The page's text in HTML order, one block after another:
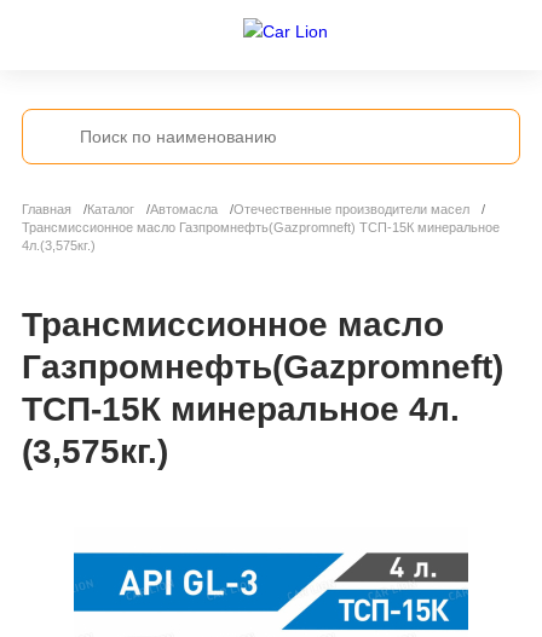
Главная Каталог Автомасла
Отечественные производители масел
Трансмиссионное масло Газпромнефть(Gazpromneft) ТСП-15К минеральное
4л.(3,575кг.)
Трансмиссионное масло
Газпромнефть(Gazpromneft)
ТСП-15К минеральное 4л.
(3,575кг.)